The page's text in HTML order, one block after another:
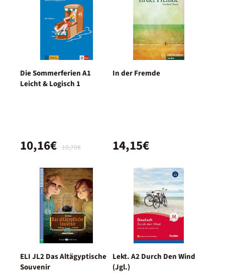
Die Sommerferien A1
Leicht & Logisch 1
10,70€
10,16€
In der Fremde
14,15€
ELI JL2 Das Altägyptische
Souvenir
Lekt. A2 Durch Den Wind
(Jgl.)